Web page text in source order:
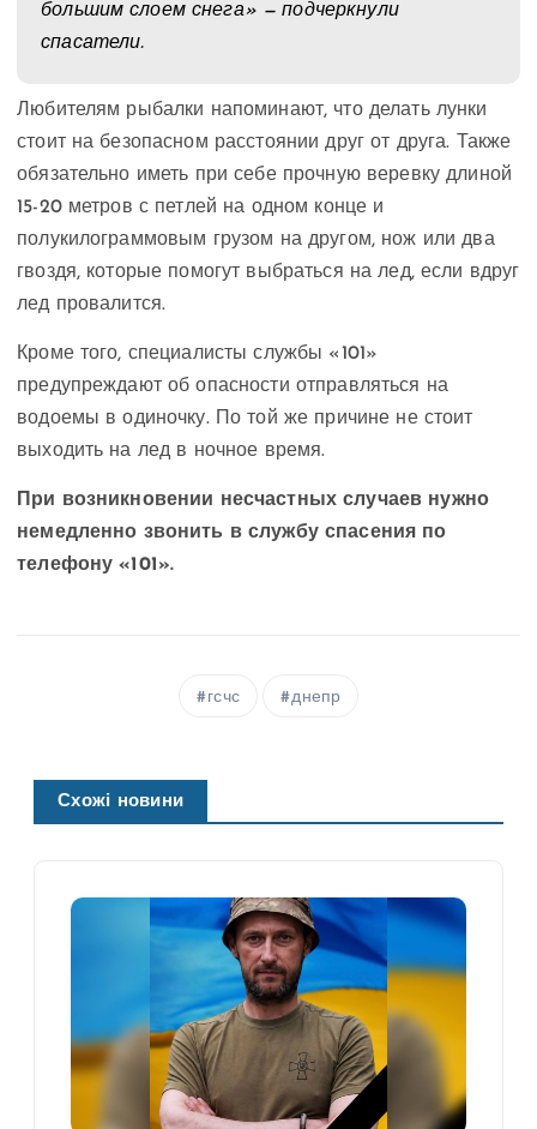
большим слоем снега» — подчеркнули
спасатели.
Любителям рыбалки напоминают, что делать лунки
стоит на безопасном расстоянии друг от друга. Также
обязательно иметь при себе прочную веревку длиной
15-20 метров с петлей на одном конце и
полукилограммовым грузом на другом, нож или два
гвоздя, которые помогут выбраться на лед, если вдруг
лед провалится.
Кроме того, специалисты службы «101»
предупреждают об опасности отправляться на
водоемы в одиночку. По той же причине не стоит
выходить на лед в ночное время.
При возникновении несчастных случаев нужно
немедленно звонить в службу спасения по
телефону «101».
гсчс днепр
Схожі новини